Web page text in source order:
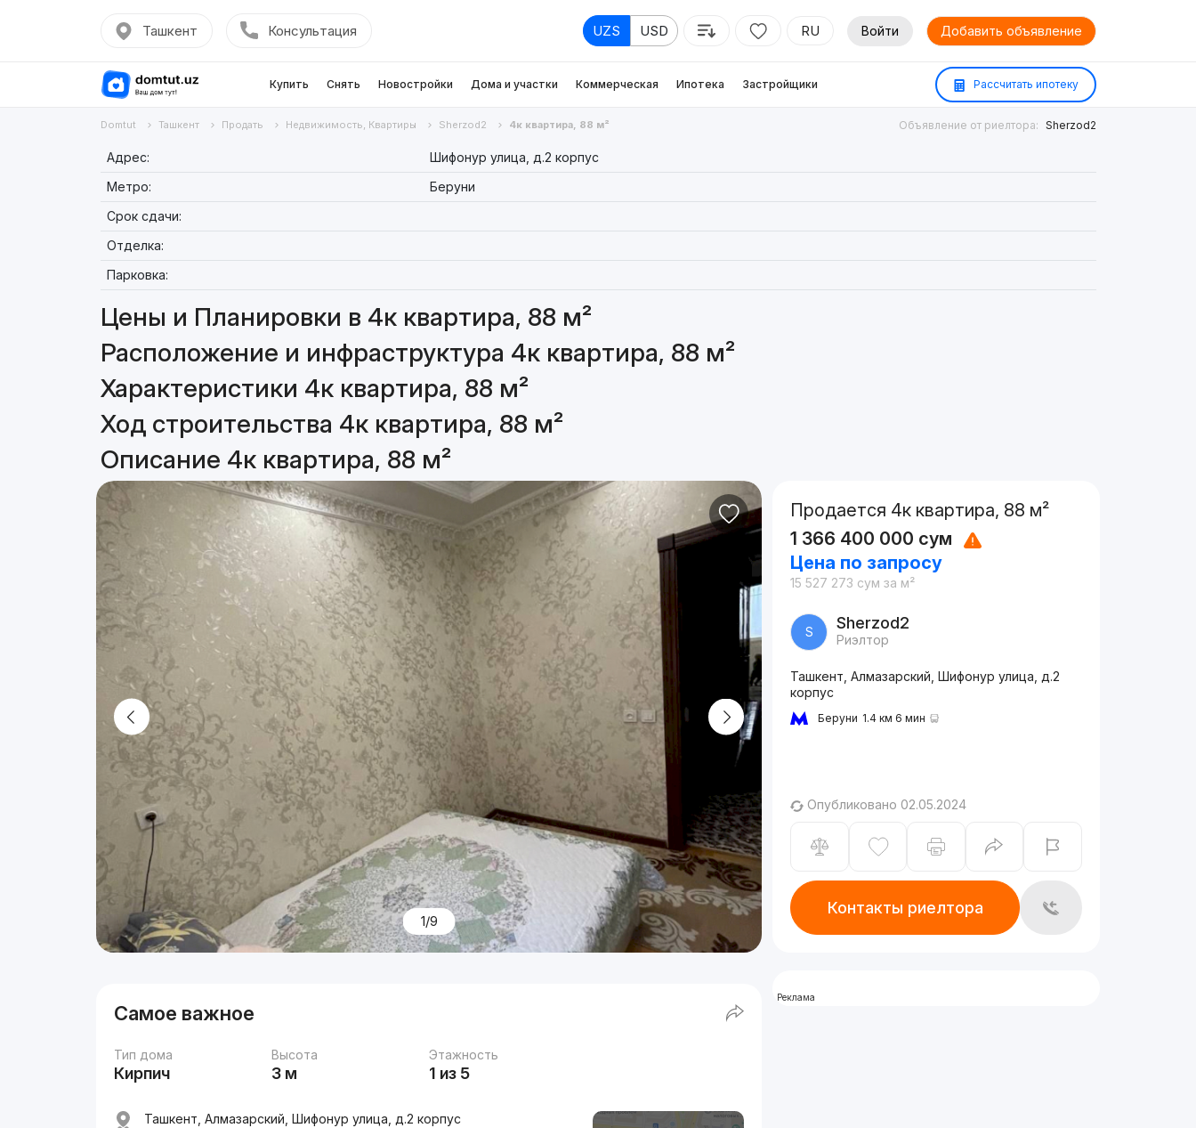
Ташкент Консультация UZS USD RU Войти Добавить объявление
Купить Снять Новостройки Дома и участки Коммерческая Ипотека Застройщики Рассчитать ипотеку
Domtut Ташкент Продать Недвижимость, Квартиры Sherzod2 4к квартира, 88 м² Объявление от риелтора: Sherzod2
Адрес:
Шифонур улица, д.2 корпус
Метро:
Беруни
Срок сдачи:
Отделка:
Парковка:
Цены и Планировки в 4к квартира, 88 м²
Расположение и инфраструктура 4к квартира, 88 м²
Характеристики 4к квартира, 88 м²
Ход строительства 4к квартира, 88 м²
Описание 4к квартира, 88 м²
1/9
Самое важное
Тип дома
Кирпич
Высота
3 м
Этажность
1 из 5
Ташкент, Алмазарский, Шифонур улица, д.2 корпус
Продается 4к квартира, 88 м²
1 366 400 000 сум
Цена по запросу
15 527 273 сум за м²
S Sherzod2
Риэлтор
Ташкент, Алмазарский, Шифонур улица, д.2
корпус
Беруни 1.4 км 6 мин
Опубликовано 02.05.2024
Контакты риелтора
Реклама